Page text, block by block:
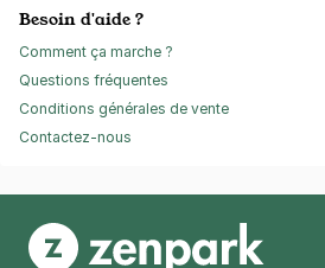
Besoin d'aide ?
Comment ça marche ?
Questions fréquentes
Conditions générales de vente
Contactez-nous